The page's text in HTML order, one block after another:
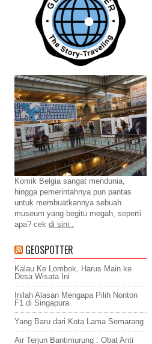
Komik Belgia sangat mendunia,
hingga pemerintahnya pun pantas
untuk membuatkannya sebuah
museum yang begitu megah, seperti
apa? cek di sini..
GEOSPOTTER
Kalau Ke Lombok, Harus Main ke
Desa Wisata Ini
Inilah Alasan Mengapa Pilih Nonton
F1 di Singapura
Yang Baru dari Kota Lama Semarang
Air Terjun Bantimurung : Obat Anti